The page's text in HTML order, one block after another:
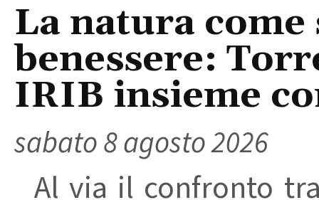
La natura
benessere:
IRIB insieme
sabato 8 agosto 2026
Al via il confronto